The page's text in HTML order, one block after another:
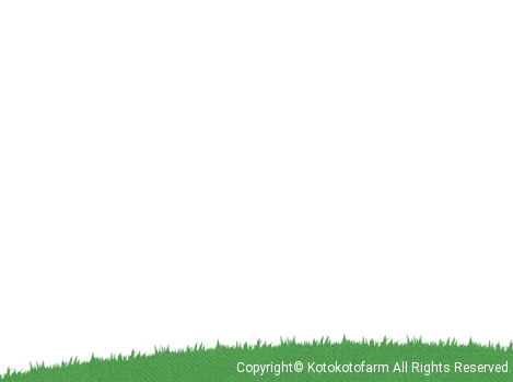
Copyright© Kotokotofarm All Rights Reserved.